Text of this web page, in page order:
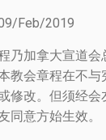
Feb/2019
乃加拿大宣道会
教会章程在不与
修改。但须经会
同意方始生效。